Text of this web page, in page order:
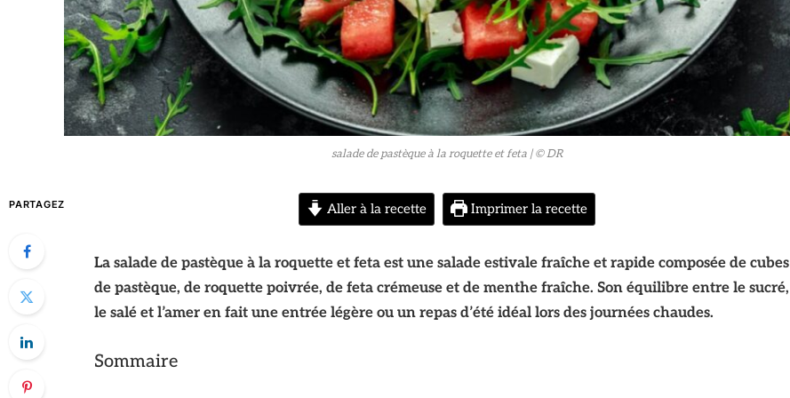
salade de pastèque à la roquette et feta | © DR
PARTAGEZ Aller à la recette Imprimer la recette
La salade de pastèque à la roquette et feta est une salade estivale fraîche et rapide composée de cubes
de pastèque, de roquette poivrée, de feta crémeuse et de menthe fraîche. Son équilibre entre le sucré,
le salé et l’amer en fait une entrée légère ou un repas d’été idéal lors des journées chaudes.
Sommaire